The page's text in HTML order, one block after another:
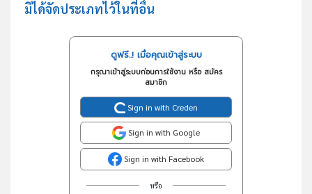
มิได้จัดประเภทไว้ในที่อื่น
ดูฟรี..! เมื่อคุณเข้าสู่ระบบ
กรุณาเข้าสู่ระบบก่อนการใช้งาน หรือ สมัคร
สมาชิก
Sign in with Creden
Sign in with Google
Sign in with Facebook
หรือ